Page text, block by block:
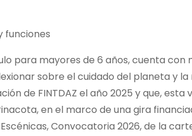
funciones
para mayores de 6 años, cuenta
sobre el cuidado del planeta y
de FINTDAZ el año 2025 y que,
en el marco de una gira
Convocatoria 2026, de la